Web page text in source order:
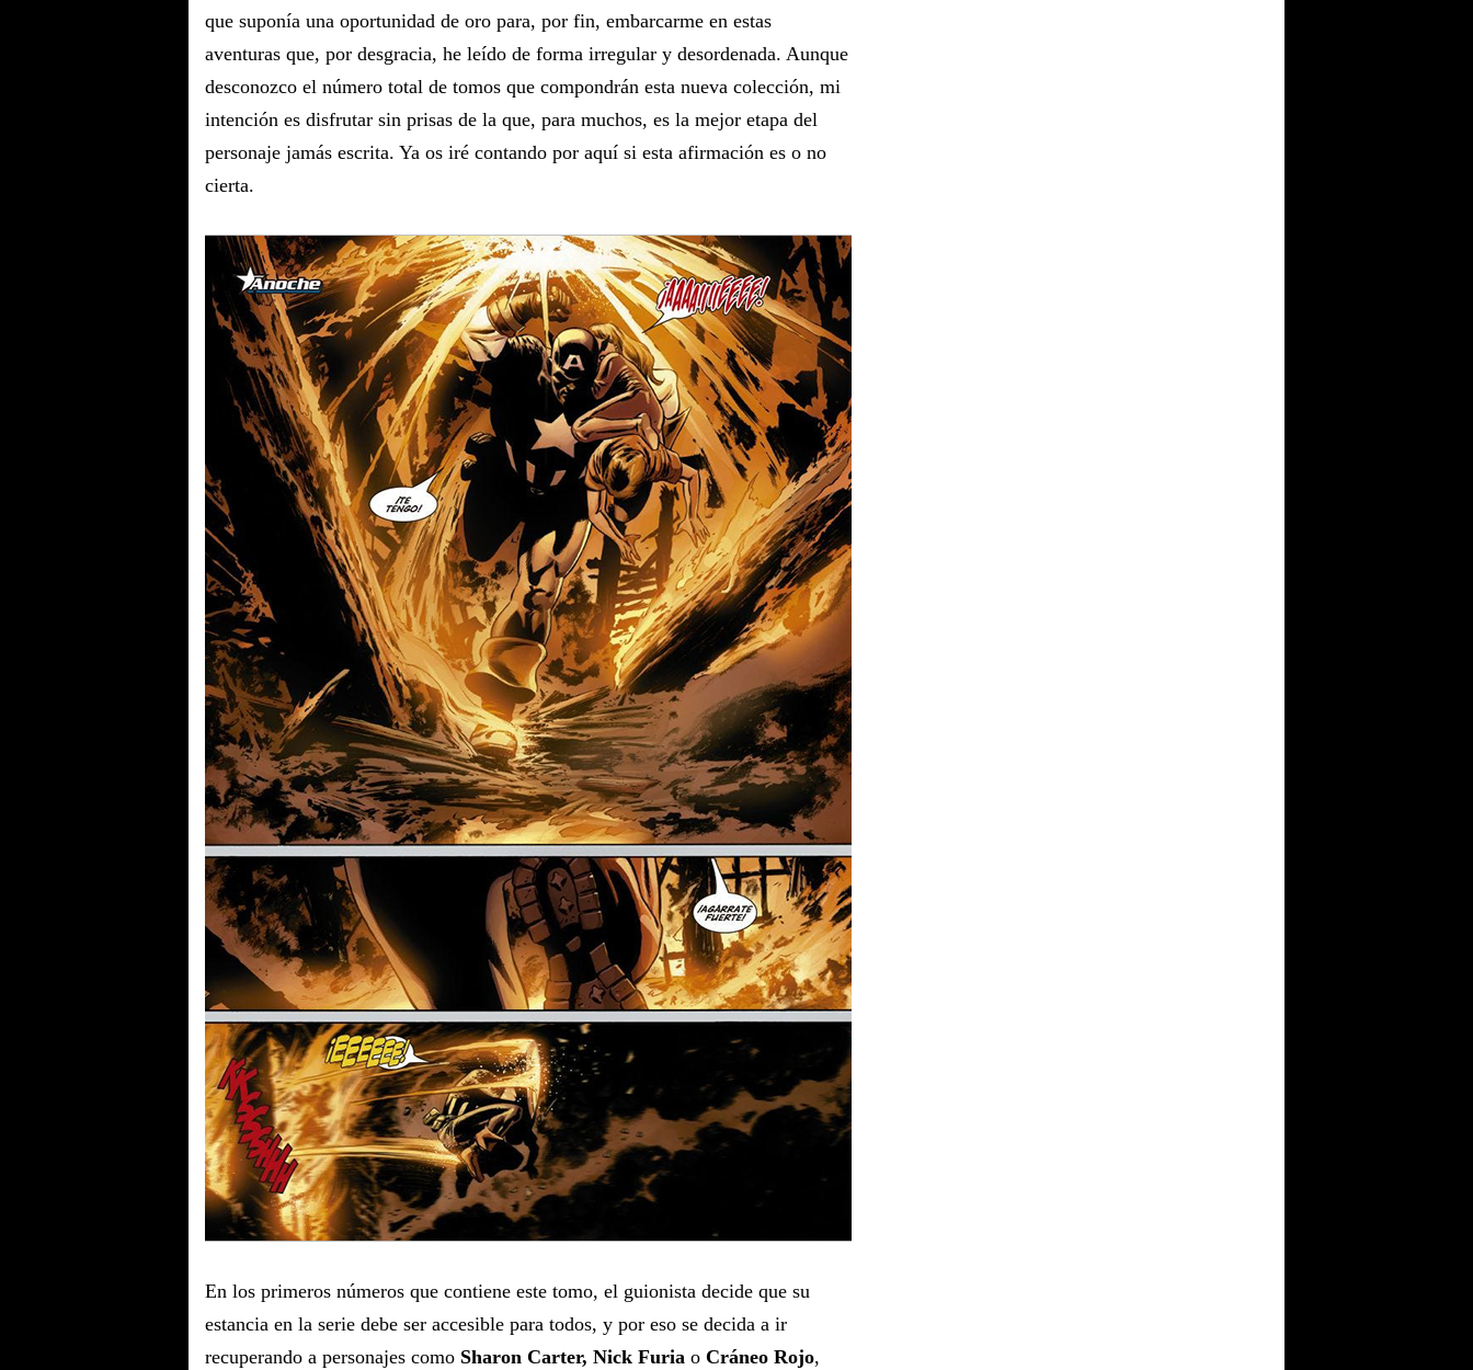
que suponía una oportunidad de oro para, por fin, embarcarme en estas
aventuras que, por desgracia, he leído de forma irregular y desordenada. Aunque
desconozco el número total de tomos que compondrán esta nueva colección, mi
intención es disfrutar sin prisas de la que, para muchos, es la mejor etapa del
personaje jamás escrita. Ya os iré contando por aquí si esta afirmación es o no
cierta.
En los primeros números que contiene este tomo, el guionista decide que su
estancia en la serie debe ser accesible para todos, y por eso se decida a ir
recuperando a personajes como Sharon Carter, Nick Furia o Cráneo Rojo,